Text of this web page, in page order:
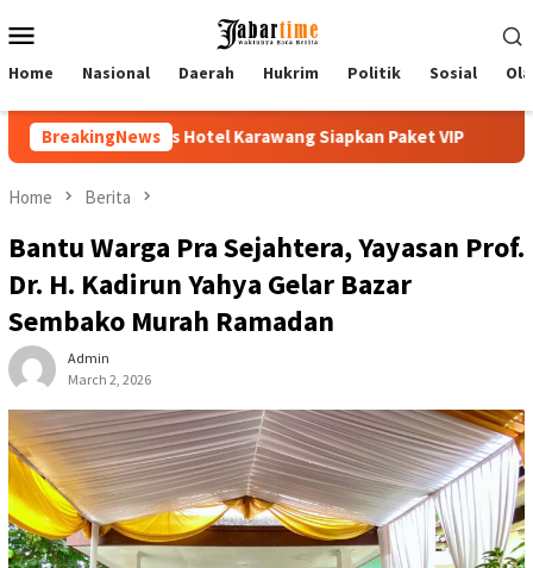
to
Menu
Home Nasional Daerah Hukrim Politik Sosial
BreakingNews
Siapkan Paket VIP Buka PKKMB 2026, Rektor
Home Berita
Bantu Warga Pra Sejahtera, Yayasan Prof.
Dr. H. Kadirun Yahya Gelar Bazar
Sembako Murah Ramadan
Admin
March 2, 2026